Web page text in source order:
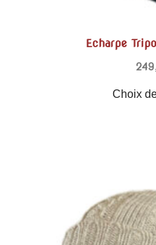
Echarpe
Choix